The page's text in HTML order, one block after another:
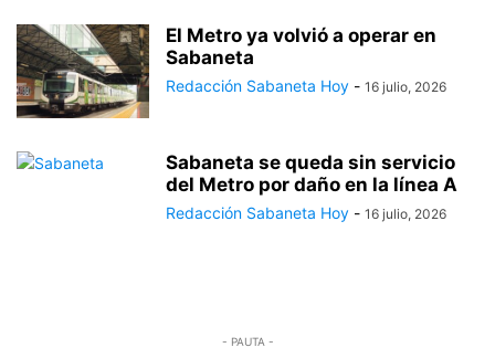
El Metro ya volvió a operar en
Sabaneta
Redacción Sabaneta Hoy - 16 julio, 2026
Sabaneta se queda sin servicio
del Metro por daño en la línea A
Redacción Sabaneta Hoy - 16 julio, 2026
- PAUTA -